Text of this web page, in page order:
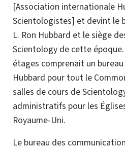
[Association internationale
Scientologistes] et devint le
L. Ron Hubbard et le siège
Scientology de cette
étages comprenait un
Hubbard pour tout le
salles de cours de
administratifs pour les
Royaume-Uni.
Le bureau des